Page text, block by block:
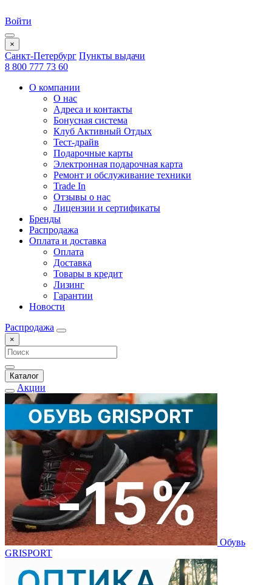
Войти
×
Санкт-Петербург Пункты выдачи
8 800 777 73 60
О компании
О нас
Адреса и контакты
Бонусная система
Клуб Активный Отдых
Тест-драйв
Подарочные карты
Электронная подарочная карта
Ремонт и обслуживание техники
Trade In
Отзывы о нас
Лицензии и сертификаты
Бренды
Распродажа
Оплата и доставка
Оплата
Доставка
Товары в кредит
Лизинг
Гарантии
Новости
Распродажа
×
Каталог
Акции
Обувь
GRISPORT